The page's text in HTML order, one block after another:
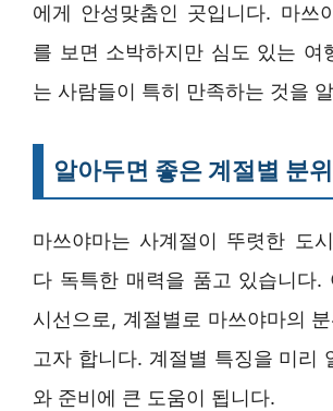
에게 안성맞춤인 곳입니다. 마쓰
를 보면 소박하지만 심도 있는 여
는 사람들이 특히 만족하는 것을
알아두면 좋은 계절별 분위
마쓰야마는 사계절이 뚜렷한 도
다 독특한 매력을 품고 있습니다.
시선으로, 계절별로 마쓰야마의
고자 합니다. 계절별 특징을 미리
와 준비에 큰 도움이 됩니다.